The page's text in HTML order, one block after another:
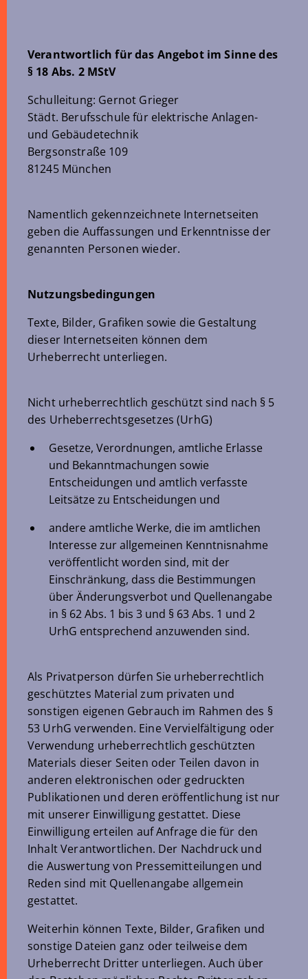
Verantwortlich für das Angebot im Sinne des
§ 18 Abs. 2 MStV
Schulleitung: Gernot Grieger
Städt. Berufsschule für elektrische Anlagen-
und Gebäudetechnik
Bergsonstraße 109
81245 München
Namentlich gekennzeichnete Internetseiten
geben die Auffassungen und Erkenntnisse der
genannten Personen wieder.
Nutzungsbedingungen
Texte, Bilder, Grafiken sowie die Gestaltung
dieser Internetseiten können dem
Urheberrecht unterliegen.
Nicht urheberrechtlich geschützt sind nach § 5
des Urheberrechtsgesetzes (UrhG)
Gesetze, Verordnungen, amtliche Erlasse
und Bekanntmachungen sowie
Entscheidungen und amtlich verfasste
Leitsätze zu Entscheidungen und
andere amtliche Werke, die im amtlichen
Interesse zur allgemeinen Kenntnisnahme
veröffentlicht worden sind, mit der
Einschränkung, dass die Bestimmungen
über Änderungsverbot und Quellenangabe
in § 62 Abs. 1 bis 3 und § 63 Abs. 1 und 2
UrhG entsprechend anzuwenden sind.
Als Privatperson dürfen Sie urheberrechtlich
geschütztes Material zum privaten und
sonstigen eigenen Gebrauch im Rahmen des §
53 UrhG verwenden. Eine Vervielfältigung oder
Verwendung urheberrechtlich geschützten
Materials dieser Seiten oder Teilen davon in
anderen elektronischen oder gedruckten
Publikationen und deren eröffentlichung ist nur
mit unserer Einwilligung gestattet. Diese
Einwilligung erteilen auf Anfrage die für den
Inhalt Verantwortlichen. Der Nachdruck und
die Auswertung von Pressemitteilungen und
Reden sind mit Quellenangabe allgemein
gestattet.
Weiterhin können Texte, Bilder, Grafiken und
sonstige Dateien ganz oder teilweise dem
Urheberrecht Dritter unterliegen. Auch über